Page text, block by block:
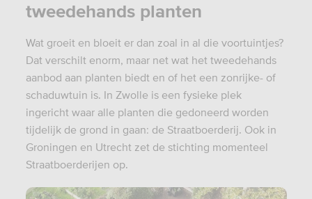
tweedehands planten
Wat groeit en bloeit er dan zoal in al die voortuintjes?
Dat verschilt enorm, maar net wat het tweedehands
aanbod aan planten biedt en of het een zonrijke- of
schaduwtuin is. In Zwolle is een fysieke plek
ingericht waar alle planten die gedoneerd worden
tijdelijk de grond in gaan: de Straatboerderij. Ook in
Groningen en Utrecht zet de stichting momenteel
Straatboerderijen op.